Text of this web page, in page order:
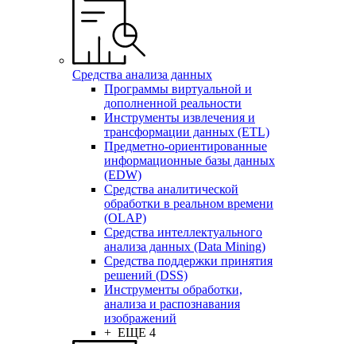
Средства анализа данных
Программы виртуальной и
дополненной реальности
Инструменты извлечения и
трансформации данных (ETL)
Предметно-ориентированные
информационные базы данных
(EDW)
Средства аналитической
обработки в реальном времени
(OLAP)
Средства интеллектуального
анализа данных (Data Mining)
Средства поддержки принятия
решений (DSS)
Инструменты обработки,
анализа и распознавания
изображений
+ ЕЩЕ 4